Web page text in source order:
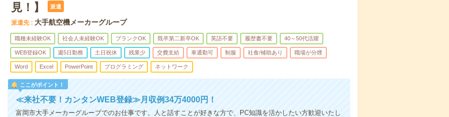
見！】
派遣
派遣先 大手航空機メーカーグループ
職種未経験OK 社会人未経験OK ブランクOK 既卒第二新卒OK 英語不要 履歴書不要 40～50代活躍
WEB登録OK 週5日勤務 土日祝休 残業少 交費支給 車通勤可 制服 社食/補助あり 職場が分煙
Word Excel PowerPoint プログラミング ネットワーク
ここがポイント！
≪来社不要！カンタンWEB登録≫月収例34万4000円！
富岡市大手メーカーグループでのお仕事です。人と話すことが好きな方で、PC知識を活かしたい方歓迎いたし